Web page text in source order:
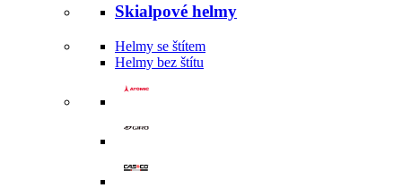
Skialpové helmy
Helmy se štítem
Helmy bez štítu